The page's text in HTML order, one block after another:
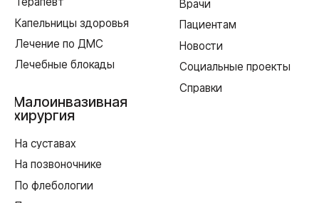
Создание сайта
Политика в отношении обработки персональных данных